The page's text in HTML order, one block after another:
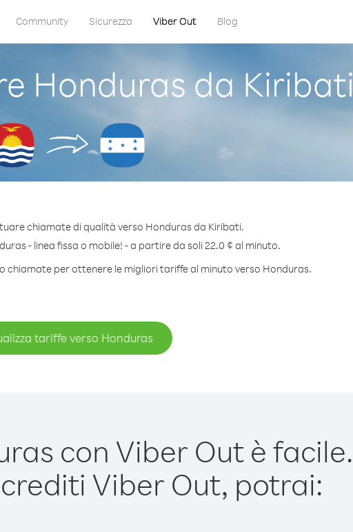
Community Sicurezza Viber Out Blog
Honduras da Kiribati
chiamate di qualità verso Honduras da Kiribati.
- linea fissa o mobile! - a partire da soli 22.0 ¢ al minuto.
chiamate per ottenere le migliori tariffe al minuto verso Honduras.
tariffe verso Honduras
con Viber Out è facile.
Viber Out, potrai: